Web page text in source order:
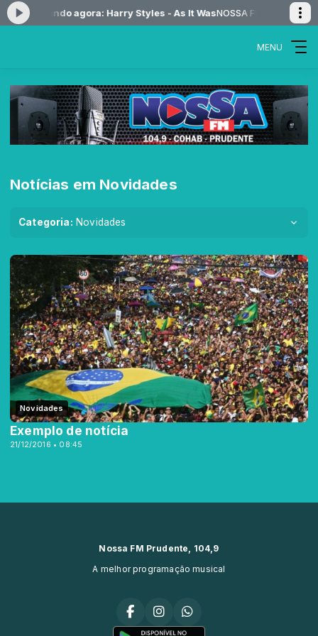
- Tocando agora: Harry Styles - As It WasNOSSA FM MUSIC das
MENU
Notícias em Novidades
Categoria: Novidades
Novidades
21/12/2016 • 08:45
Exemplo de notícia
Nossa FM Prudente, 104,9
A melhor programação musical